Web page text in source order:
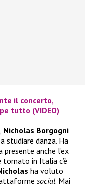
il concerto,
tutto (VIDEO)
Nicholas Borgogni
studiare danza. Ha
anche l’ex
tornato in Italia c’è
ha voluto
social. Mai